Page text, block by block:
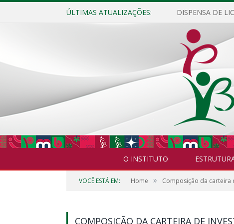
ÚLTIMAS ATUALIZAÇÕES:
O INSTITUTO
VOCÊ ESTÁ EM: Home » Composição da carteira
COMPOSIÇÃO DA CARTEIRA DE